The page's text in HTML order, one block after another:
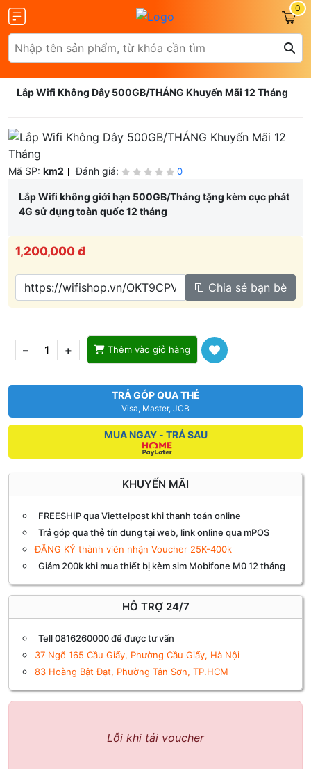
0
Olax ZTE
Alcatel EE5G
Lắp Wifi Không Dây 500GB/THÁNG Khuyến Mãi 12 Tháng
Mã SP: km2 Đánh giá: 0
Lắp Wifi không giới hạn 500GB/Tháng tặng kèm cục phát
4G sử dụng toàn quốc 12 tháng
1,200,000 đ
Chia sẻ bạn bè
– + Thêm vào giỏ hàng
TRẢ GÓP QUA THẺ
Visa, Master, JCB
MUA NGAY - TRẢ SAU
KHUYẾN MÃI
FREESHIP qua Viettelpost khi thanh toán online
Trả góp qua thẻ tín dụng tại web, link online qua mPOS
ĐĂNG KÝ thành viên nhận Voucher 25K-400k
Giảm 200k khi mua thiết bị kèm sim Mobifone M0 12 tháng
HỖ TRỢ 24/7
Tell 0816260000 để được tư vấn
37 Ngõ 165 Cầu Giấy, Phường Cầu Giấy, Hà Nội
83 Hoàng Bật Đạt, Phường Tân Sơn, TP.HCM
Lỗi khi tải voucher